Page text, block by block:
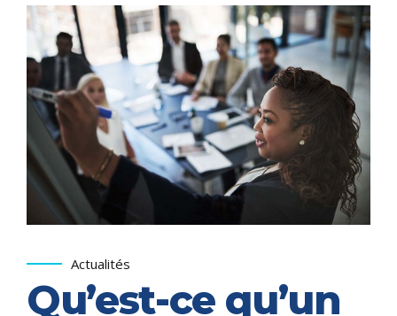
Actualités
Qu’est-ce qu’un